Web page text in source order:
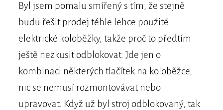
Byl jsem pomalu smířený s tím, že stejně
budu řešit prodej téhle lehce použité
elektrické koloběžky, takže proč to předtím
ještě nezkusit odblokovat. Jde jen o
kombinaci některých tlačítek na koloběžce,
nic se nemusí rozmontovávat nebo
upravovat. Když už byl stroj odblokovaný, tak